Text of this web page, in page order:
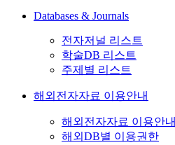
Databases & Journals
전자저널 리스트
학술DB 리스트
주제별 리스트
해외전자자료 이용안내
해외전자자료 이용안내
해외DB별 이용권한